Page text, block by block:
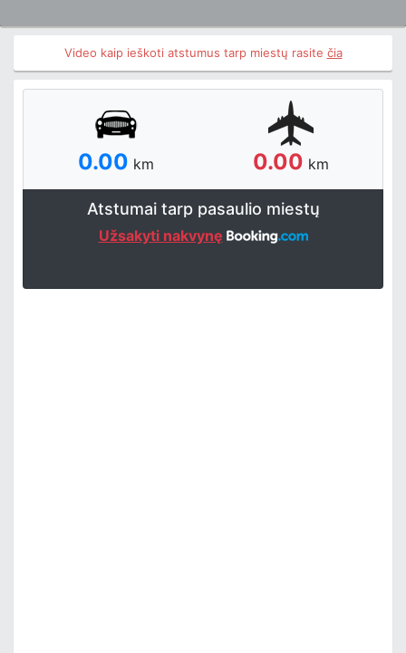
Video kaip ieškoti atstumus tarp miestų rasite čia
0.00 km 0.00 km
Atstumai tarp pasaulio miestų
Užsakyti nakvynę